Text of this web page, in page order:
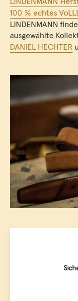
100 % echtes
LINDENMANN
ausgewählte
DANIEL HECHTER